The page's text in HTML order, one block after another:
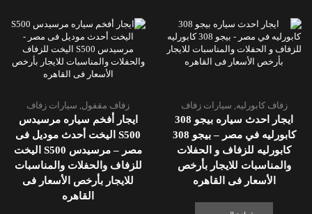
زفاف كابورليه, سيارات زفاف
ايجار احدث سياره بيجو 308
كابورليه في مصر – بيجو 308
كابورليه للزفاف و الحفلات
والمناسبات للايجار بأرخص
الأسعار فى القاهره
زفاف مقفول, سيارات زفاف
ايجار أفخم سياره مرسيدس
S500 اليخت أحدث موديل فى
مصر – مرسيدس S500 اليخت
للزفاف والحفلات والمناسبات
للايجار بأرخص الأسعار فى
القاهره